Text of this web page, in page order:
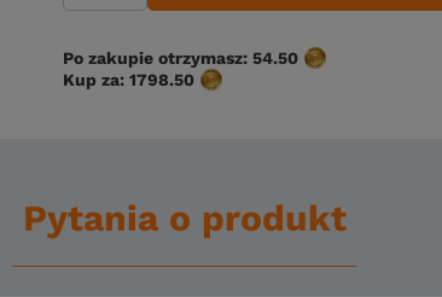
Po zakupie otrzymasz: 54.50
Kup za: 1798.50
Pytania o produkt